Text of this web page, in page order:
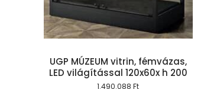
UGP MÚZEUM vitrin, fémvázas,
LED világítással 120x60x h 200
1.490.088Ft